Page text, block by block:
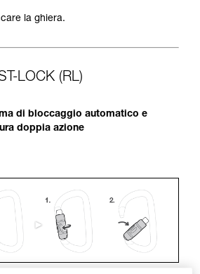
la ghiera.
LOCK (RL)
di bloccaggio automatico e
doppia azione